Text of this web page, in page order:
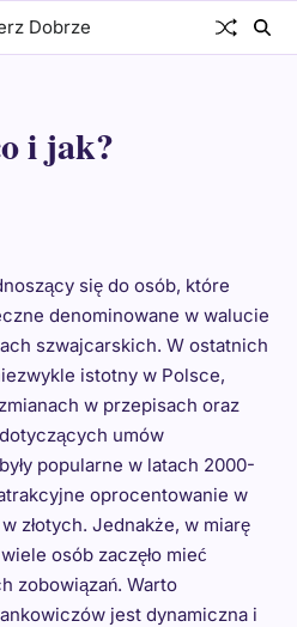
i jak?
się do osób, które
denominowane w walucie
szwajcarskich. W ostatnich
istotny w Polsce,
w przepisach oraz
umów
popularne w latach 2000-
oprocentowanie w
złotych. Jednakże, w miarę
osób zaczęło mieć
zobowiązań. Warto
jest dynamiczna i